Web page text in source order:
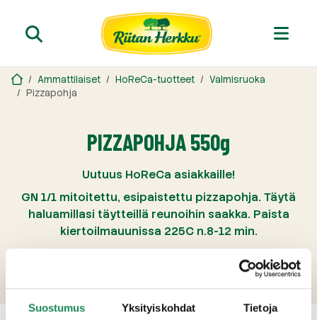
Suostumus Yksityiskohdat Tietoja
Ammattilaiset HoReCa-tuotteet
Valmisruoka
Pizzapohja
PIZZAPOHJA 550g
Uutuus HoReCa asiakkaille!
GN 1/1 mitoitettu, esipaistettu pizzapohja. Täytä
haluamillasi täytteillä reunoihin saakka. Paista
kiertoilmauunissa 225C n.8-12 min.